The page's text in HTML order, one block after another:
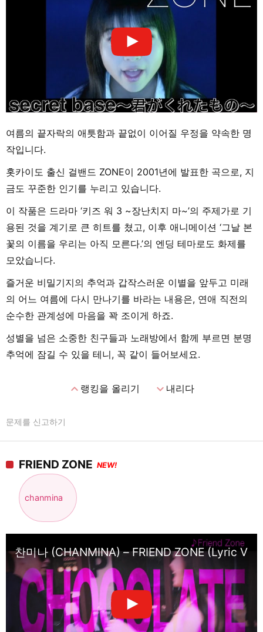
여름의 끝자락의 애틋함과 끝없이 이어질 우정을 약속한 명
작입니다.
홋카이도 출신 걸밴드 ZONE이 2001년에 발표한 곡으로, 지
금도 꾸준한 인기를 누리고 있습니다.
이 작품은 드라마 ‘키즈 워 3 ~장난치지 마~’의 주제가로 기
용된 것을 계기로 큰 히트를 쳤고, 이후 애니메이션 ‘그날 본
꽃의 이름을 우리는 아직 모른다.’의 엔딩 테마로도 화제를
모았습니다.
즐거운 비밀기지의 추억과 갑작스러운 이별을 앞두고 미래
의 어느 여름에 다시 만나기를 바라는 내용은, 연애 직전의
순수한 관계성에 마음을 꽉 조이게 하죠.
성별을 넘은 소중한 친구들과 노래방에서 함께 부르면 분명
추억에 잠길 수 있을 테니, 꼭 같이 들어보세요.
expand_less랭킹을 올리기 expand_more내리다
문제를 신고하기
FRIEND ZONE NEW!
chanmina
찬미나 (CHANMINA) – FRIEND ZONE (Lyric